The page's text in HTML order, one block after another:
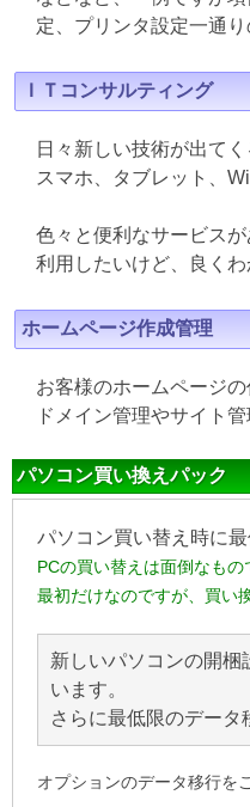
定、プリンタ設定一通
ＩＴコンサルティング
日々新しい技術が出て
スマホ、タブレット、
色々と便利なサービス
利用したいけど、良く
ホームページ作成管理
お客様のホームページ
ドメイン管理やサイト
パソコン買い換えパック
パソコン買い替え時に
PCの買い替えは面倒なもの
最初だけなのですが、買い
新しいパソコンの開
います。
さらに最低限のデータ
オプションのデータ移行を